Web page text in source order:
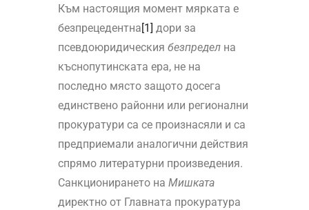
Към настоящия момент мярката е
безпрецедентна [1] дори за
псевдоюридическия безпределна
къснопутинската ера, не на
последно място защото досега
единствено районни или регионални
прокуратури са се произнасяли и са
предприемали аналогични действия
спрямо литературни произведения.
Санкционирането на Мишката
директно от Главната прокуратура